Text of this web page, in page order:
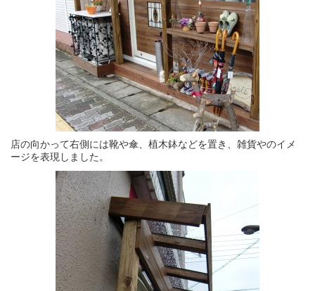
店の向かって右側には靴や傘、植木鉢などを置き、雑貨やのイメ
ージを表現しました。